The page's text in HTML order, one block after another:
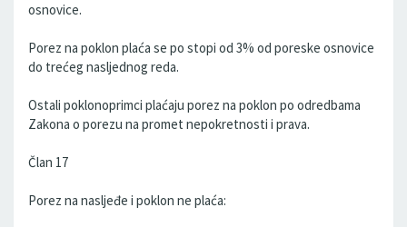
osnovice.
Porez na poklon plaća se po stopi od 3% od poreske osnovice
do trećeg nasljednog reda.
Ostali poklonoprimci plaćaju porez na poklon po odredbama
Zakona o porezu na promet nepokretnosti i prava.
Član 17
Porez na nasljeđe i poklon ne plaća: